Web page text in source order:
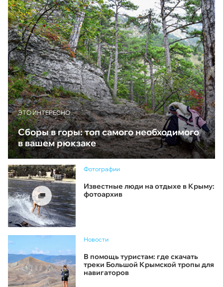
ЭТО ИНТЕРЕСНО
Сборы в горы: топ самого необходимого
в вашем рюкзаке
Фотографии
Известные люди на отдыхе в Крыму:
фотоархив
Новости
В помощь туристам: где скачать
треки Большой Крымской тропы для
навигаторов